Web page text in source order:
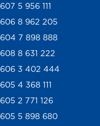
607 5 956 111
606 8 962 205
604 7 898 888
608 8 631 222
606 3 402 444
605 4 368 111
605 2 771 126
605 5 898 680